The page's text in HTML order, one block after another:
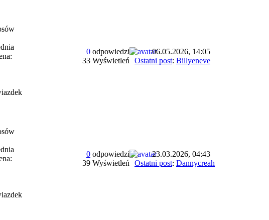
0 odpowiedzi
33 Wyświetleń
06.05.2026, 14:05
Ostatni post: Billyeneve
0 odpowiedzi
39 Wyświetleń
23.03.2026, 04:43
Ostatni post: Dannycreah